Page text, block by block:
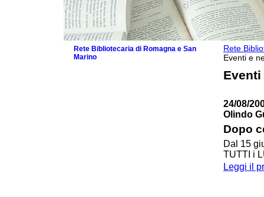
Rete
Eventi e
Eventi
24/08/
Olindo
Dopo
Dal 15
TUTTI i
Leggi il
Rete Bibliotecaria di Romagna e San
Marino